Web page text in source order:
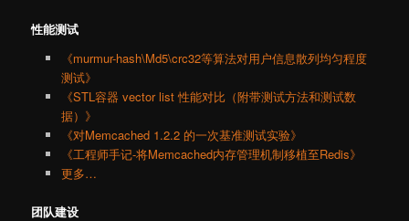
性能测试
《murmur-hash\Md5\crc32等算法对用户信息散列均匀程度
测试》
《STL容器 vector list 性能对比（附带测试方法和测试数
据）》
《对Memcached 1.2.2 的一次基准测试实验》
《工程师手记-将Memcached内存管理机制移植至Redis》
更多…
团队建设